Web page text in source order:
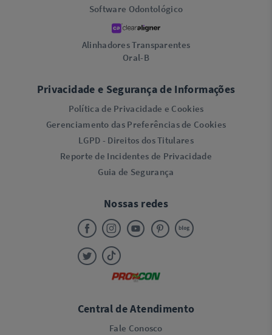
Software Odontológico
Alinhadores Transparentes
Oral-B
Privacidade e Segurança de Informações
Política de Privacidade e Cookies
Gerenciamento das Preferências de Cookies
LGPD - Direitos dos Titulares
Reporte de Incidentes de Privacidade
Guia de Segurança
Nossas redes
Central de Atendimento
Fale Conosco